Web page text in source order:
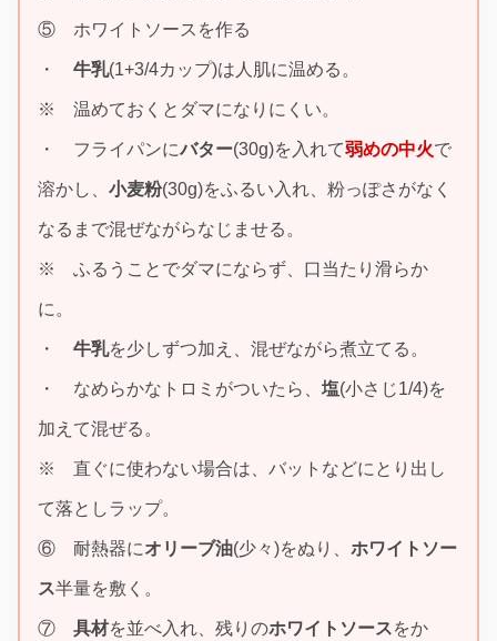
⑤ ホワイトソースを作る
・ 牛乳(1+3/4カップ)は人肌に温める。
※ 温めておくとダマになりにくい。
・ フライパンにバター(30g)を入れて弱めの中火で
溶かし、 小麦粉(30g)をふるい入れ、粉っぽさがなく
なるまで混ぜながらなじませる。
※ ふるうことでダマにならず、口当たり滑らか
に。
・ 牛乳を少しずつ加え、混ぜながら煮立てる。
・ なめらかなトロミがついたら、 塩(小さじ1/4)を
加えて混ぜる。
※ 直ぐに使わない場合は、バットなどにとり出し
て落としラップ。
⑥ 耐熱器にオリーブ油(少々)をぬり、 ホワイトソー
ス半量を敷く。
⑦ 具材を並べ入れ、残りのホワイトソースをか